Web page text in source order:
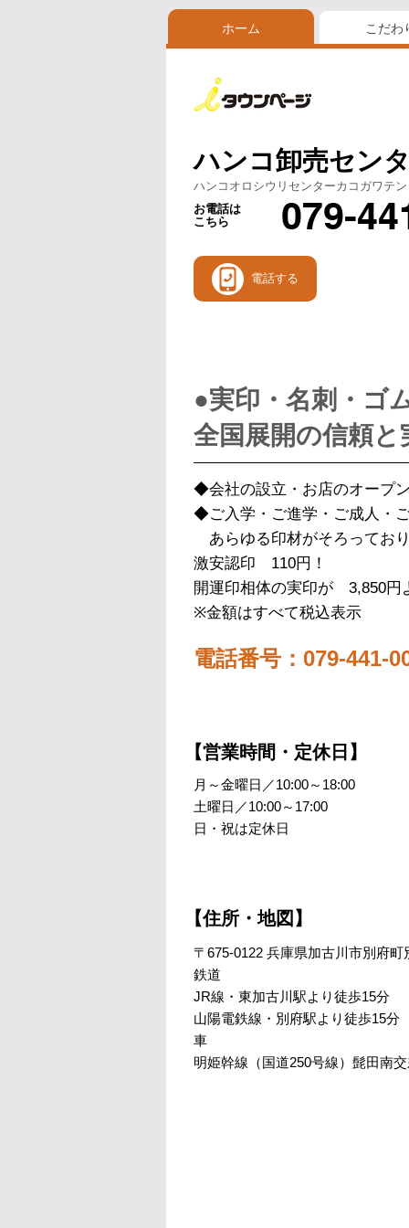
ホーム こだわ
ハンコ卸売セン
ハンコオロシウリセンターカコガワテン
お電話は
こちら
079-
電話する
●実印・名刺・ゴ
全国展開の信頼と
◆会社の設立・お店のオープ
◆ご入学・ご進学・ご成人・
あらゆる印材がそろっており
激安認印 110円！
開運印相体の実印が 3,850円
※金額はすべて税込表示
電話番号：079-441-
【営業時間・定休日】
月～金曜日／10:00～18:00
土曜日／10:00～17:00
日・祝は定休日
【住所・地図】
〒675-0122 兵庫県加古川市別府町
鉄道
JR線・東加古川駅より徒歩15分
山陽電鉄線・別府駅より徒歩15分
車
明姫幹線（国道250号線）髭田南